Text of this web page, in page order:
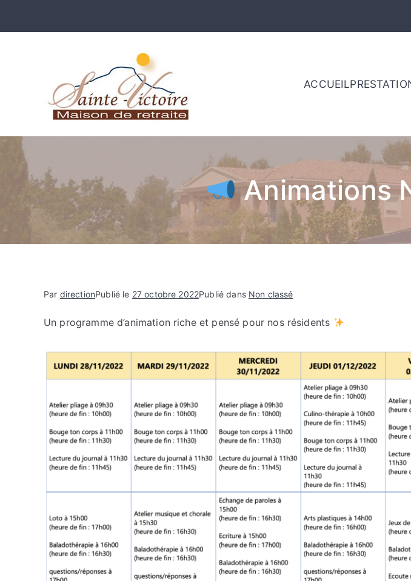
Maison de
Provence
ACCUEIL
Animations
Par directionPublié le 27 octobre 2022Publié dans Non classé
Un programme d’animation riche et pensé pour nos résidents